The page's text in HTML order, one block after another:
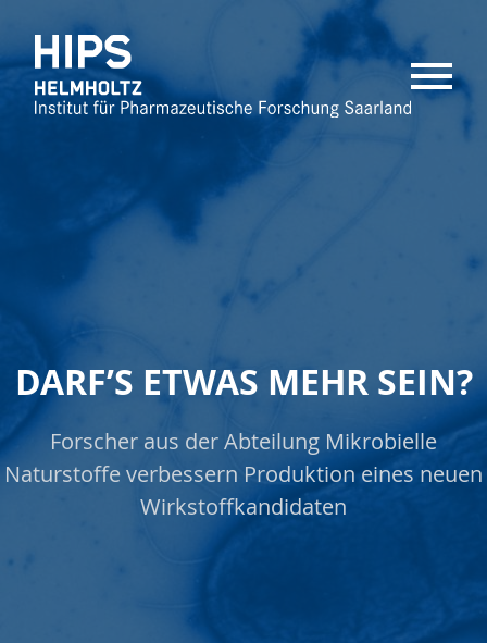
MENU
DARF’S ETWAS MEHR SEIN?
Forscher aus der Abteilung Mikrobielle
Naturstoffe verbessern Produktion eines neuen
Wirkstoffkandidaten